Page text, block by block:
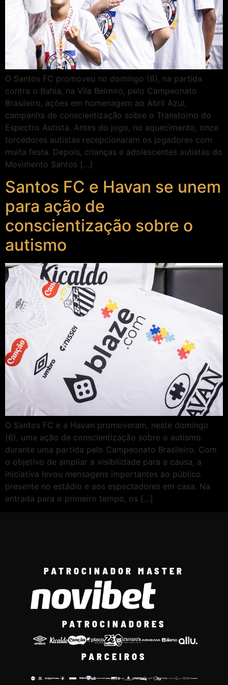
O Santos FC promoveu no domingo (6), na partida
contra o Bahia, na Vila Belmiro, pelo Campeonato
Brasileiro, ações em homenagem ao Abril Azul,
campanha de conscientização sobre o Transtorno do
Espectro Autista. Antes do jogo, no aquecimento, onze
torcedores autistas recepcionaram os jogadores com
muita festa. Depois, crianças e adolescentes autistas do
Movimento Santos […]
Santos FC e Havan se unem
para ação de
conscientização sobre o
autismo
O Santos FC e a Havan promoveram, neste domingo
(6), uma ação de conscientização sobre o autismo
durante uma partida pelo Campeonato Brasileiro. Com
o objetivo de ampliar a visibilidade para a causa, a
iniciativa levou mensagens importantes ao público
presente no estádio e aos espectadores em casa. Na
entrada para o primeiro tempo, os […]
PATROCINADOR MASTER
PATROCINADORES
PARCEIROS